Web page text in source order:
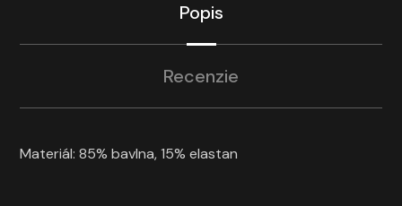
Popis
Recenzie
Materiál: 85% bavlna, 15% elastan